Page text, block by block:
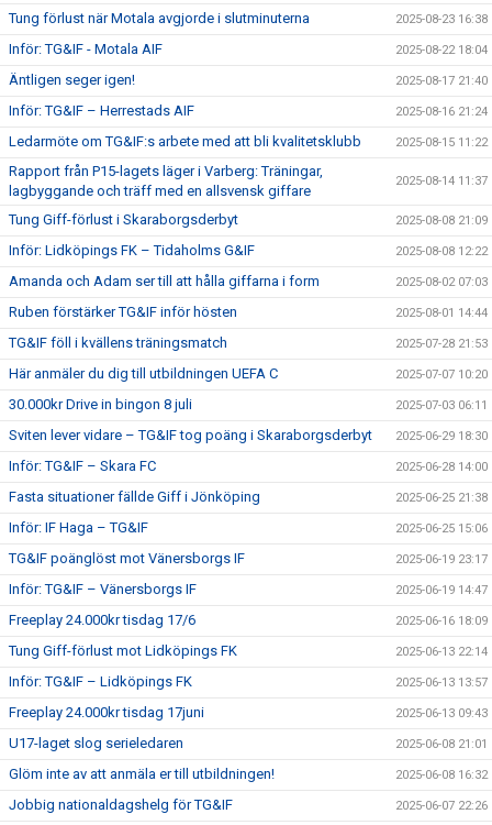
Tung förlust när Motala avgjorde i slutminuterna 2025-08-23 16:38
Inför: TG&IF - Motala AIF 2025-08-22 18:04
Äntligen seger igen! 2025-08-17 21:40
Inför: TG&IF – Herrestads AIF 2025-08-16 21:24
Ledarmöte om TG&IF:s arbete med att bli kvalitetsklubb 2025-08-15 11:22
Rapport från P15-lagets läger i Varberg: Träningar,
lagbyggande och träff med en allsvensk giffare
2025-08-14 11:37
Tung Giff-förlust i Skaraborgsderbyt 2025-08-08 21:09
Inför: Lidköpings FK – Tidaholms G&IF 2025-08-08 12:22
Amanda och Adam ser till att hålla giffarna i form 2025-08-02 07:03
Ruben förstärker TG&IF inför hösten 2025-08-01 14:44
TG&IF föll i kvällens träningsmatch 2025-07-28 21:53
Här anmäler du dig till utbildningen UEFA C 2025-07-07 10:20
30.000kr Drive in bingon 8 juli 2025-07-03 06:11
Sviten lever vidare – TG&IF tog poäng i Skaraborgsderbyt 2025-06-29 18:30
Inför: TG&IF – Skara FC 2025-06-28 14:00
Fasta situationer fällde Giff i Jönköping 2025-06-25 21:38
Inför: IF Haga – TG&IF 2025-06-25 15:06
TG&IF poänglöst mot Vänersborgs IF 2025-06-19 23:17
Inför: TG&IF – Vänersborgs IF 2025-06-19 14:47
Freeplay 24.000kr tisdag 17/6 2025-06-16 18:09
Tung Giff-förlust mot Lidköpings FK 2025-06-13 22:14
Inför: TG&IF – Lidköpings FK 2025-06-13 13:57
Freeplay 24.000kr tisdag 17juni 2025-06-13 09:43
U17-laget slog serieledaren 2025-06-08 21:01
Glöm inte av att anmäla er till utbildningen! 2025-06-08 16:32
Jobbig nationaldagshelg för TG&IF 2025-06-07 22:26